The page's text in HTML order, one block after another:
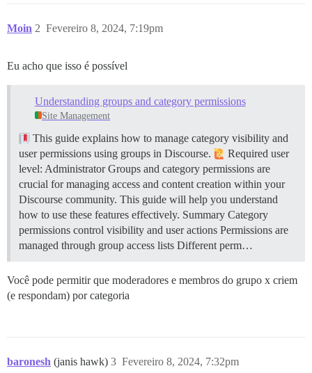
Moin Fevereiro 8, 2024, 7:19pm
2
Eu acho que isso é possível
Understanding groups and category permissions
Site Management
This guide explains how to manage category visibility and
user permissions using groups in Discourse.
Required user
level: Administrator Groups and category permissions are
crucial for managing access and content creation within your
Discourse community. This guide will help you understand
how to use these features effectively. Summary Category
permissions control visibility and user actions Permissions are
managed through group access lists Different perm…
Você pode permitir que moderadores e membros do grupo x criem
(e respondam) por categoria
baronesh (janis hawk) Fevereiro 8, 2024, 7:32pm
3